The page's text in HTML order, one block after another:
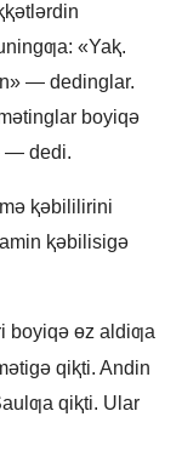
«Yaⱪ.
— dedinglar.
boyiqǝ
— dedi.
ⱪǝbililirini
ⱪǝbilisigǝ
boyiqǝ ɵz aldiƣa
qiⱪti. Andin
qiⱪti. Ular